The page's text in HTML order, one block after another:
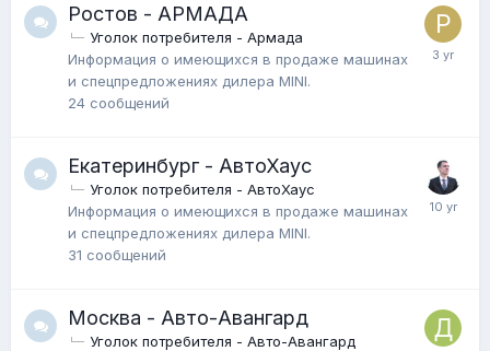
Ростов - АРМАДА
Уголок потребителя - Армада
Информация о имеющихся в продаже машинах
и спецпредложениях дилера MINI.
24 сообщений
Екатеринбург - АвтоХаус
Уголок потребителя - АвтоХаус
Информация о имеющихся в продаже машинах
и спецпредложениях дилера MINI.
31 сообщений
Москва - Авто-Авангард
Уголок потребителя - Авто-Авангард